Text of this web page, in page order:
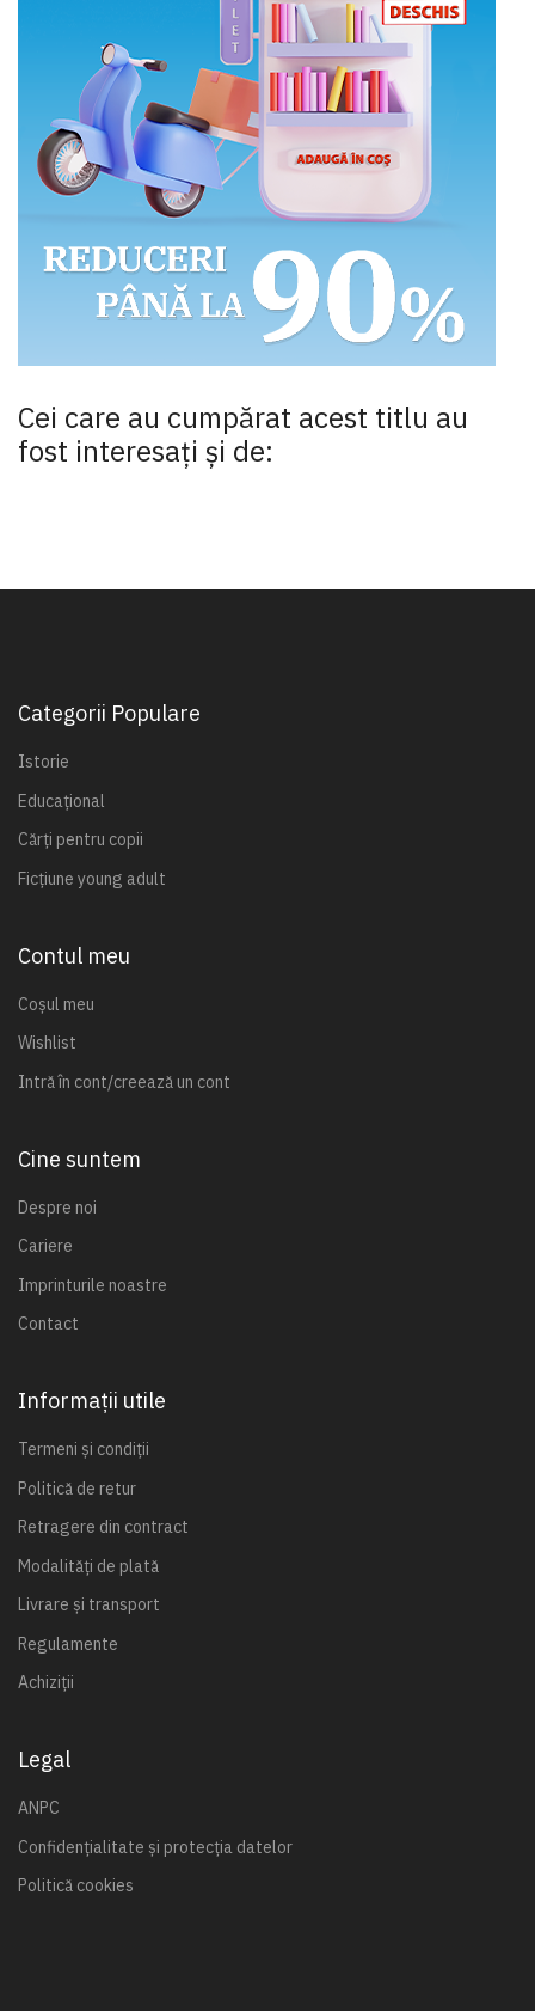
Cei care au cumpărat acest titlu au
fost interesaţi şi de:
Categorii Populare
Istorie
Educațional
Cărți pentru copii
Ficțiune young adult
Contul meu
Coșul meu
Wishlist
Intră în cont/creează un cont
Cine suntem
Despre noi
Cariere
Imprinturile noastre
Contact
Informații utile
Termeni și condiții
Politică de retur
Retragere din contract
Modalități de plată
Livrare și transport
Regulamente
Achiziții
Legal
ANPC
Confidențialitate și protecția datelor
Politică cookies